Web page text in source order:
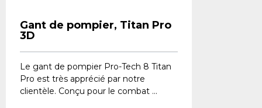
Gant de pompier, Titan Pro
3D
Le gant de pompier Pro-Tech 8 Titan
Pro est très apprécié par notre
clientèle. Conçu pour le combat ...